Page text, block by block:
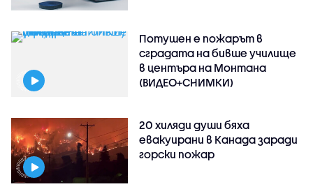
Потушен е пожарът в
сградата на бивше училище
в центъра на Монтана
(ВИДЕО+СНИМКИ)
20 хиляди души бяха
евакуирани в Канада заради
горски пожар